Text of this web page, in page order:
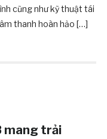
cũng như kỹ thuật tái
thanh hoàn hảo […]
mang trải